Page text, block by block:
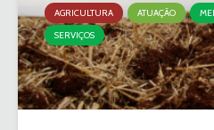
AGRICULTURA ATUAÇÃO
SERVIÇOS